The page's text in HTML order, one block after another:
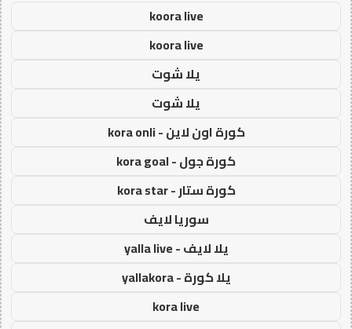
koora live
koora live
يلا شوت
يلا شوت
كورة اون لاين - kora onli
كورة جول - kora goal
كورة ستار - kora star
سوريا لايف
يلا لايف - yalla live
يلا كورة - yallakora
kora live